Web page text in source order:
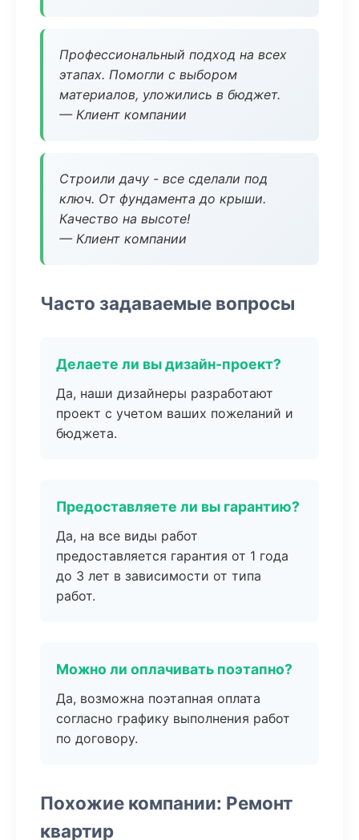
Профессиональный подход на всех
этапах. Помогли с выбором
материалов, уложились в бюджет.
— Клиент компании
Строили дачу - все сделали под
ключ. От фундамента до крыши.
Качество на высоте!
— Клиент компании
Часто задаваемые вопросы
Делаете ли вы дизайн-проект?
Да, наши дизайнеры разработают
проект с учетом ваших пожеланий и
бюджета.
Предоставляете ли вы гарантию?
Да, на все виды работ
предоставляется гарантия от 1 года
до 3 лет в зависимости от типа
работ.
Можно ли оплачивать поэтапно?
Да, возможна поэтапная оплата
согласно графику выполнения работ
по договору.
Похожие компании: Ремонт
квартир